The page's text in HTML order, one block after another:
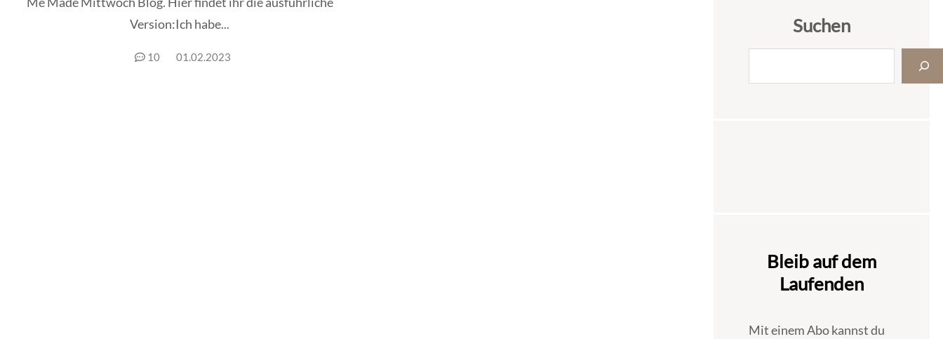
Version:Ich habe...
10 01.02.2023
Suchen
Bleib auf dem
Laufenden
Mit einem Abo kannst du